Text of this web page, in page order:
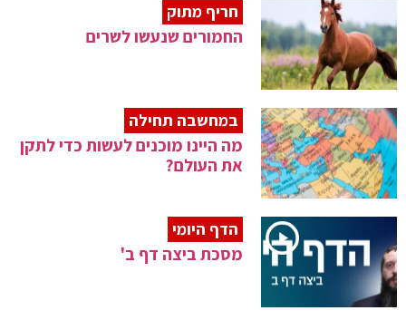
חריף מתוק
החמורים שנעשו לשרים
במחשבה תחילה
מה היינו מוכנים לעשות כדי לתקן
את העולם?
הדף היומי
מסכת ביצה דף ב'